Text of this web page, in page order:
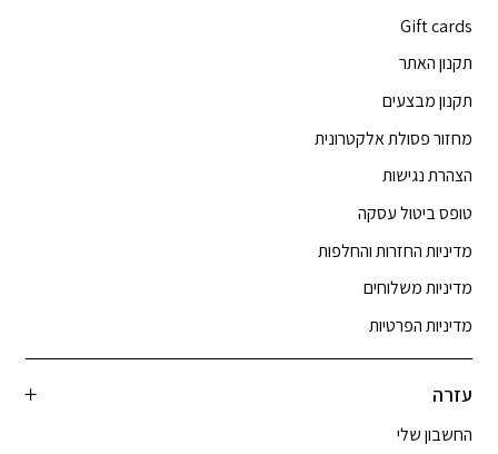
Gift cards
תקנון האתר
תקנון מבצעים
מחזור פסולת אלקטרונית
הצהרת נגישות
טופס ביטול עסקה
מדיניות החזרות והחלפות
מדיניות משלוחים
מדיניות הפרטיות
עזרה
החשבון שלי